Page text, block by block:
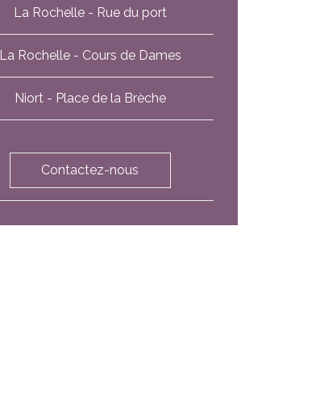
La Rochelle - Rue du port
La Rochelle - Cours de Dames
Niort - Place de la Brèche
Contactez-nous